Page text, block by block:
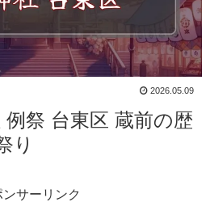
2026.05.09
例祭 台東区 蔵前の歴
り
ンサーリンク